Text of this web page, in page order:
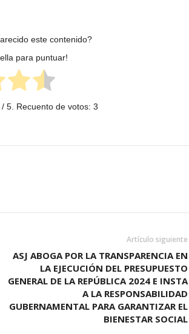
este contenido?
para puntuar!
/ 5. Recuento de votos: 3
Artículo siguiente
ASJ ABOGA POR LA TRANSPARENCIA EN
LA EJECUCIÓN DEL PRESUPUESTO
GENERAL DE LA REPÚBLICA 2024 E INSTA
A LA RESPONSABILIDAD
GUBERNAMENTAL PARA GARANTIZAR EL
BIENESTAR SOCIAL